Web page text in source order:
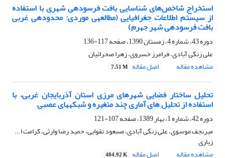
استخراج شاخص‌های شناسایی بافت فرسوده‎ی شهری با استفاده
از سیستم اطلاعات جغرافیایی (مطالعه‎ی موردی: محدوده‎ی غربی
بافت فرسوده‎ی شهر جهرم)
دوره 43، شماره 4، زمستان 1390، صفحه
117-136
علی زنگی آبادی، فرامرز خسروی، زهرا صحرائیان
مشاهده مقاله
اصل مقاله 7.51 M
تحلیل ساختار فضایی شهرهای مرزی استان آذربایجان غربی، با
استفاده از تحلیل های آماری چند متغیره و شبکه‎های عصبی
دوره 42، شماره 1، بهار 1389، صفحه
107-121
میرنجف موسوی، علی زنگی آبادی، مسعود تقوایی، حمید رضا وارثی، کرامت ا...
زیاری
مشاهده مقاله
اصل مقاله 484.92 K